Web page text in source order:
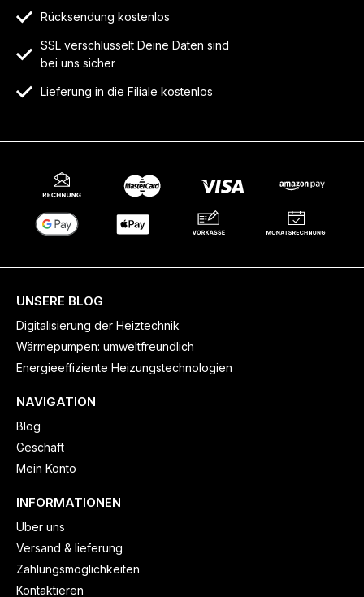
Rücksendung kostenlos
SSL verschlüsselt Deine Daten sind
bei uns sicher
Lieferung in die Filiale kostenlos
UNSERE BLOG
Digitalisierung der Heiztechnik
Wärmepumpen: umweltfreundlich
Energieeffiziente Heizungstechnologien
NAVIGATION
Blog
Geschäft
Mein Konto
INFORMATIONEN
Über uns
Versand & lieferung
Zahlungsmöglichkeiten
Kontaktieren